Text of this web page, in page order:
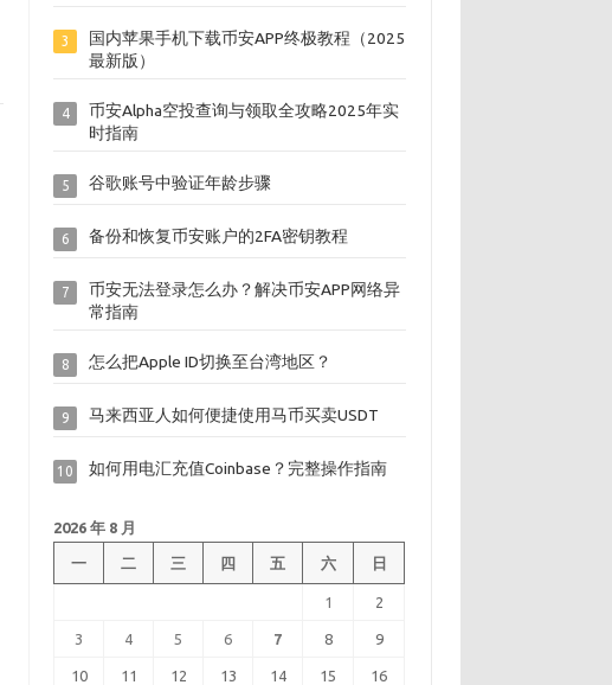
3
国内苹果手机下载币安APP终极教程（2025
最新版）
4
币安Alpha空投查询与领取全攻略2025年实
时指南
5 谷歌账号中验证年龄步骤
6 备份和恢复币安账户的2FA密钥教程
7
币安无法登录怎么办？解决币安APP网络异
常指南
8 怎么把Apple ID切换至台湾地区？
9 马来西亚人如何便捷使用马币买卖USDT
10 如何用电汇充值Coinbase？完整操作指南
2026 年 8 月
一 二 三 四 五 六 日
1 2
3 4 5 6 7 8 9
10 11 12 13 14 15 16